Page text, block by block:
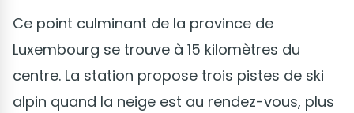
Ce point culminant de la province de
Luxembourg se trouve à 15 kilomètres du
centre. La station propose trois pistes de ski
alpin quand la neige est au rendez-vous, plus